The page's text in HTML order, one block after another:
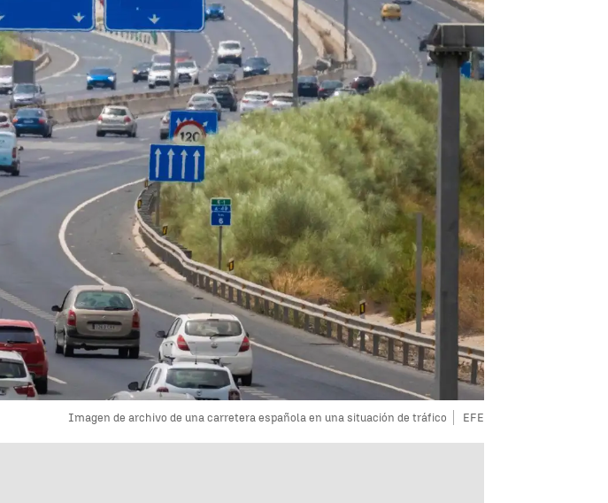
Imagen de archivo de una carretera española en una situación de tráfico EFE